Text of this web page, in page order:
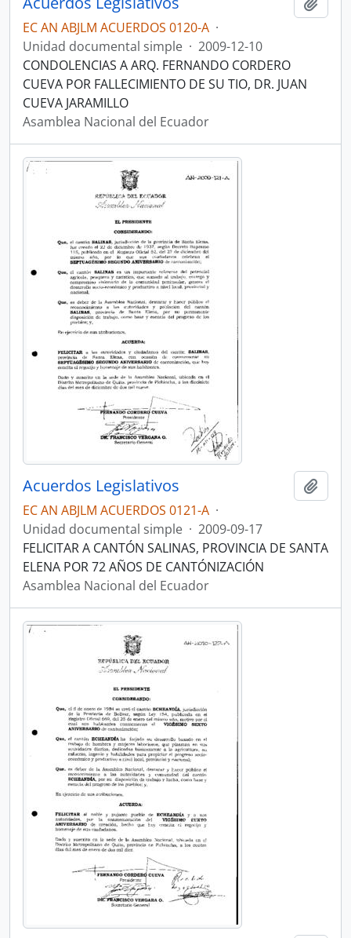
EC AN ABJLM ACUERDOS 0120-A ·
Unidad documental simple · 2009-12-10
CONDOLENCIAS A ARQ. FERNANDO CORDERO
CUEVA POR FALLECIMIENTO DE SU TIO, DR. JUAN
CUEVA JARAMILLO
Asamblea Nacional del Ecuador
Acuerdos Legislativos
EC AN ABJLM ACUERDOS 0121-A ·
Unidad documental simple · 2009-09-17
FELICITAR A CANTÓN SALINAS, PROVINCIA DE SANTA
ELENA POR 72 AÑOS DE CANTÓNIZACIÓN
Asamblea Nacional del Ecuador